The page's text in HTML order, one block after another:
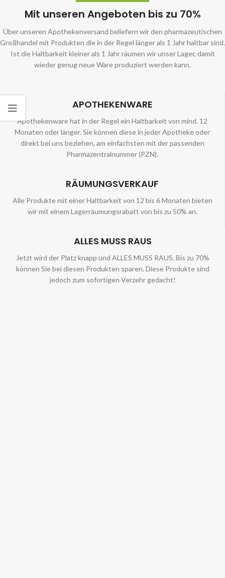
Mit unseren Angeboten bis zu 70%
Über unseren Apothekenversand beliefern wir den pharmazeutischen
Großhandel mit Produkten die in der Regel länger als 1 Jahr haltbar sind.
Ist die Haltbarkeit kleiner als 1 Jahr räumen wir unser Lager, damit
wieder genug neue Ware produziert werden kann.
APOTHEKENWARE
Apothekenware hat in der Regel ein Haltbarkeit von mind. 12
Monaten oder länger. Sie können diese in jeder Apotheke oder
direkt bei uns beziehen, am einfachsten mit der passenden
Pharmazentralnummer (PZN).
RÄUMUNGSVERKAUF
Alle Produkte mit einer Haltbarkeit von 12 bis 6 Monaten bieten
wir mit einem Lagerräumungsrabatt von bis zu 50% an.
ALLES MUSS RAUS
Jetzt wird der Platz knapp und ALLES MUSS RAUS. Bis zu 70%
können Sie bei diesen Produkten sparen. Diese Produkte sind
jedoch zum sofortigen Verzehr gedacht!